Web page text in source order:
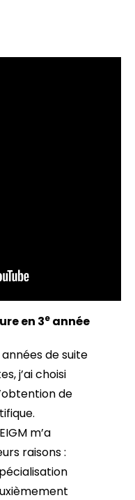
en 3e année
années de suite
j’ai choisi
de
m’a
raisons :